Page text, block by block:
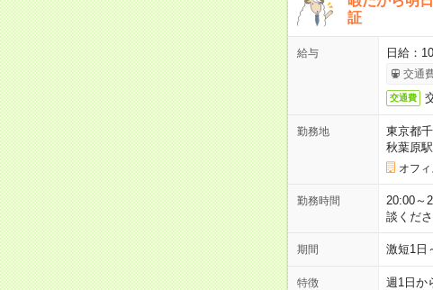
証
給与 日給：
交通
交通費
勤務地
東京都
秋葉原駅
オフ
勤務時間
20:00～
談くださ
期間 激短1日
特徴 週1日か